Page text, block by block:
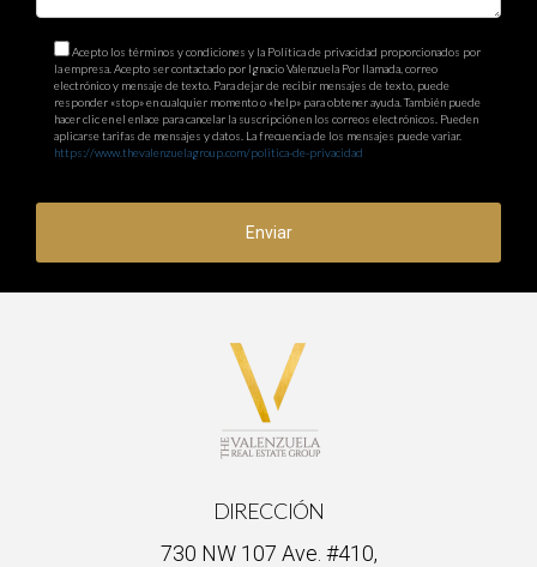
Acepto los términos y condiciones y la Política de privacidad proporcionados por
la empresa. Acepto ser contactado por Ignacio Valenzuela Por llamada, correo
electrónico y mensaje de texto. Para dejar de recibir mensajes de texto, puede
responder «stop» en cualquier momento o «help» para obtener ayuda. También puede
hacer clic en el enlace para cancelar la suscripción en los correos electrónicos. Pueden
aplicarse tarifas de mensajes y datos. La frecuencia de los mensajes puede variar.
https://www.thevalenzuelagroup.com/politica-de-privacidad
Enviar
DIRECCIÓN
730 NW 107 Ave. #410,